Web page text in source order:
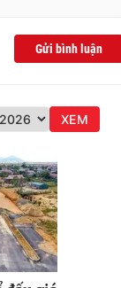
Gửi bình luận
XEM